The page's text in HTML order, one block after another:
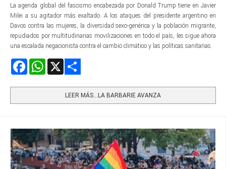
La agenda global del fascismo encabezada por Donald Trump tiene en Javier
Milei a su agitador más exaltado. A los ataques del presidente argentino en
Davos contra las mujeres, la diversidad sexo-genérica y la población migrante,
repudiados por multitudinarias movilizaciones en todo el país, les sigue ahora
una escalada negacionista contra el cambio climático y las políticas sanitarias.
FacebookWhatsApp
LEER MÁS…LA BARBARIE AVANZA